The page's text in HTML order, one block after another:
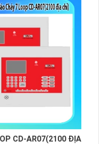
CD-AR07(2100 ĐỊA